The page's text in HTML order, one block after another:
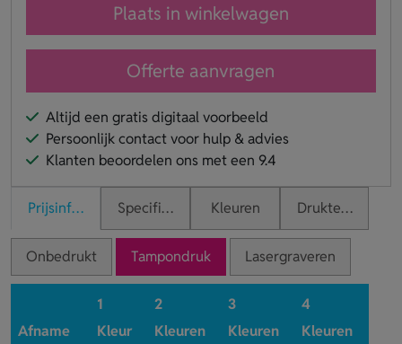
Plaats in winkelwagen
Offerte aanvragen
Altijd een gratis digitaal voorbeeld
Persoonlijk contact voor hulp & advies
Klanten beoordelen ons met een 9.4
PrijsinformatieSpecificaties Kleuren Druktechnieken
Onbedrukt Tampondruk Lasergraveren
Afname
1
Kleur
2
Kleuren
3
Kleuren
4
Kleuren